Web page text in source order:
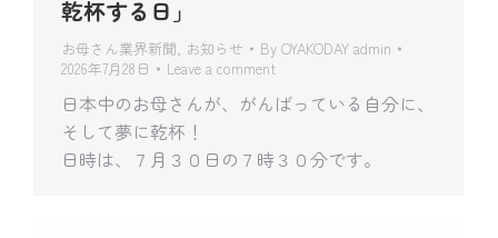
乾杯する日」
お母さん業界新聞, お知らせ By OYAKODAY admin
2026年7月28日
Leave a comment
日本中のお母さんが、がんばっている自分に、
そして夢に乾杯！
日時は、７月３０日の７時３０分です。